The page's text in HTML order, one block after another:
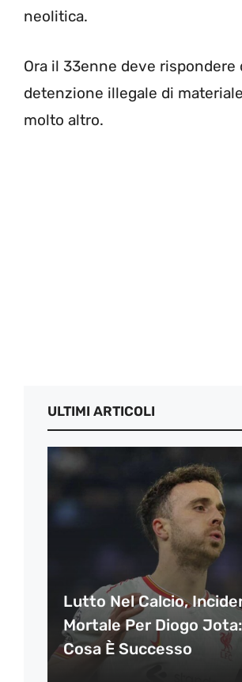
neolitica.
Ora il 33enne deve rispondere
detenzione illegale di
molto altro.
ULTIMI ARTICOLI
Lutto Nel Calcio,
Mortale Per Diogo Jota:
Cosa È Successo